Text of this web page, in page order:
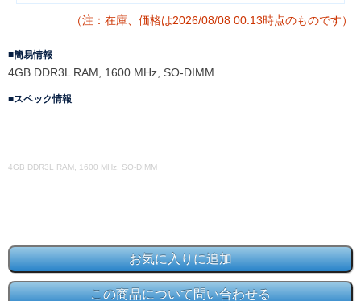
（注：在庫、価格は2026/08/08 00:13時点のものです）
簡易情報
4GB DDR3L RAM, 1600 MHz, SO-DIMM
スペック情報
4GB DDR3L RAM, 1600 MHz, SO-DIMM